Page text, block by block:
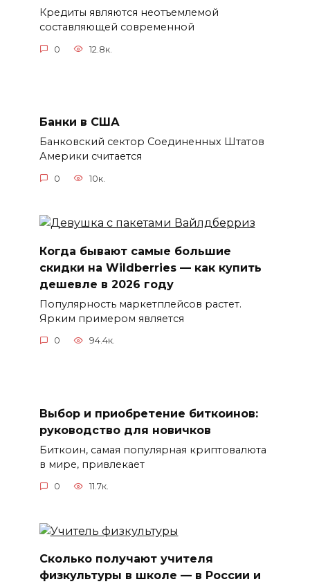
Кредиты являются неотъемлемой
составляющей современной
0 12.8к.
Банки в США
Банковский сектор Соединенных Штатов
Америки считается
0 10к.
Когда бывают самые большие
скидки на Wildberries — как купить
дешевле в 2026 году
Популярность маркетплейсов растет.
Ярким примером является
0 94.4к.
Выбор и приобретение биткоинов:
руководство для новичков
Биткоин, самая популярная криптовалюта
в мире, привлекает
0 11.7к.
Сколько получают учителя
физкультуры в школе — в России и